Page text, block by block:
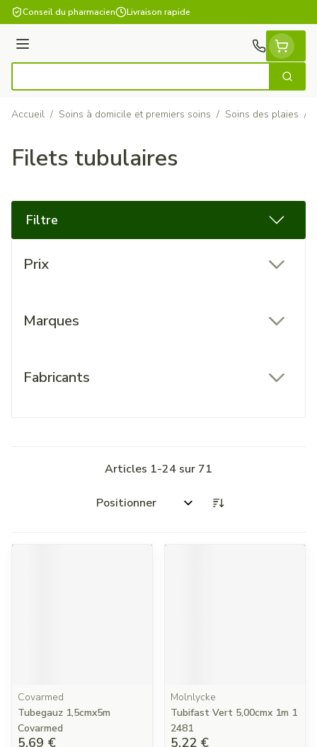
Aller au contenu
Conseil du pharmacien Livraison rapide
Menu
Accueil / Soins à domicile et premiers soins / Soins des plaies /
Filets tubulaires
Filtre
Prix
Marques
Fabricants
Articles 1-24 sur 71
Trier par:
Covarmed
Tubegauz 1,5cmx5m
Covarmed
5,69 €
Molnlycke
Tubifast Vert 5,00cmx 1m 1
2481
5,22 €